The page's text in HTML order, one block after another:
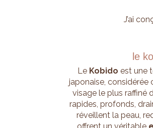
J’ai
le
Le Kobido est une
japonaise,
visage le plus raffiné
rapides, profonds,
réveillent la peau,
offrent un véritable